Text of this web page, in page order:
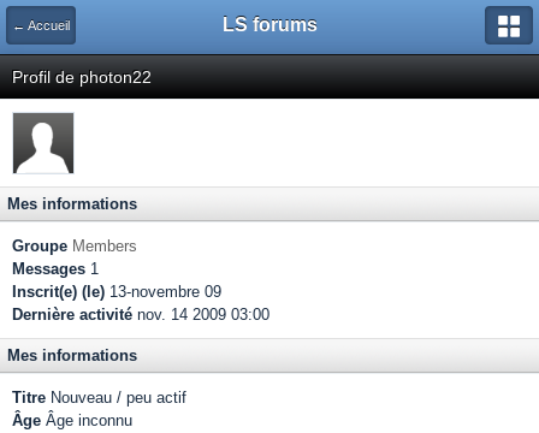
← Accueil LS forums
Profil de photon22
Mes informations
Groupe Members
Messages 1
Inscrit(e) (le) 13-novembre 09
Dernière activité nov. 14 2009 03:00
Mes informations
Titre Nouveau / peu actif
Âge Âge inconnu